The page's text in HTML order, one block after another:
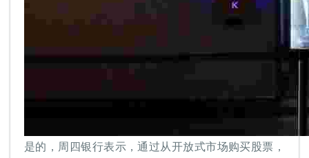
是的，周四银行表示，通过从开放式市场购买股票，